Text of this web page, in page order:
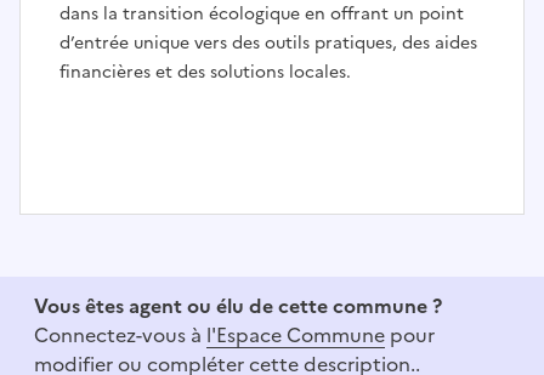
dans la transition écologique en offrant un point
d’entrée unique vers des outils pratiques, des aides
financières et des solutions locales.
Vous êtes agent ou élu de cette commune ?
Connectez-vous à l'Espace Commune pour
modifier ou compléter cette description..